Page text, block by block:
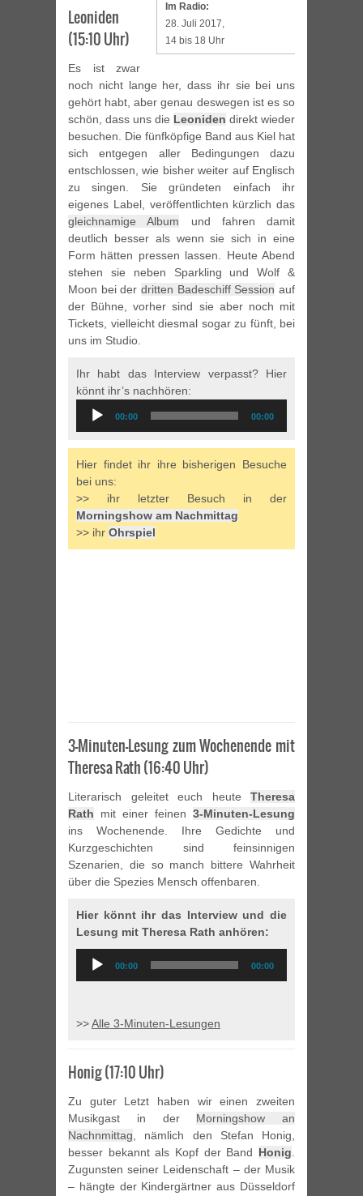
Im Radio:
28. Juli 2017,
14 bis 18 Uhr
Leoniden
(15:10 Uhr)
Es ist zwar
noch nicht lange her, dass ihr sie bei uns
gehört habt, aber genau deswegen ist es so
schön, dass uns die Leoniden direkt wieder
besuchen. Die fünfköpfige Band aus Kiel hat
sich entgegen aller Bedingungen dazu
entschlossen, wie bisher weiter auf Englisch
zu singen. Sie gründeten einfach ihr
eigenes Label, veröffentlichten kürzlich das
gleichnamige Album und fahren damit
deutlich besser als wenn sie sich in eine
Form hätten pressen lassen. Heute Abend
stehen sie neben Sparkling und Wolf &
Moon bei der dritten Badeschiff Session auf
der Bühne, vorher sind sie aber noch mit
Tickets, vielleicht diesmal sogar zu fünft, bei
uns im Studio.
Ihr habt das Interview verpasst? Hier
könnt ihr’s nachhören:
Audio
Player
00:00 00:00
Hier findet ihr ihre bisherigen Besuche
bei uns:
>> ihr letzter Besuch in der
Morningshow am Nachmittag
>> ihr Ohrspiel
3-Minuten-Lesung zum Wochenende mit
Theresa Rath (16:40 Uhr)
Literarisch geleitet euch heute Theresa
Rath mit einer feinen 3-Minuten-Lesung
ins Wochenende. Ihre Gedichte und
Kurzgeschichten sind feinsinnigen
Szenarien, die so manch bittere Wahrheit
über die Spezies Mensch offenbaren.
Hier könnt ihr das Interview und die
Lesung mit Theresa Rath anhören:
Audio
Player
00:00 00:00
>>Alle 3-Minuten-Lesungen
Honig (17:10 Uhr)
Zu guter Letzt haben wir einen zweiten
Musikgast in der Morningshow an
Nachnmittag , nämlich den Stefan Honig,
besser bekannt als Kopf der Band Honig
Zugunsten seiner Leidenschaft – der Musik
– hängte der Kindergärtner aus Düsseldorf